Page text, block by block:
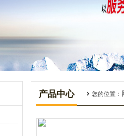
产品中心 您的位置：